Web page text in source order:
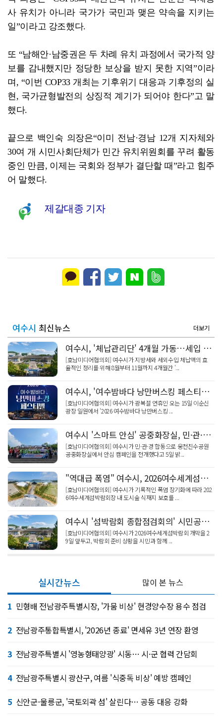
사 유치가 아니라 국가가 국민과 맺은 약속을 지키는
일”이라고 강조했다.
또 “남해안·남중권은 두 차례 유치 과정에서 국가적 양
보를 감내했지만 정당한 보상을 받지 못한 지역”이라
며, “이번 COP33 개최는 기후위기 대응과 기후정의 실
현, 국가균형발전의 상징적 계기가 되어야 한다”고 말
했다.
끝으로 백인숙 의장은“이미 전남·경남 12개 지자체와
30여 개 시민사회단체가 민간 유치위원회를 꾸려 활동
중인 만큼, 이제는 국회와 정부가 결단할 때”라고 힘주
어 말했다.
제갈대종 기자
여수시 최신뉴스 더보기
여수시, '체납관리단' 4개월 가동…세입 확충
[호남미디어협의회] 여수시가 지방세와 세외수입 체납액의 효
율적인 정리를 위해 8월부터 11월까지 4개월간 '...
여수시, '여수밤바다 낭만버스킹 페스티벌' 광복절 연휴!
[호남미디어협의회] 여수시가 광복절 연휴인 오는 15일 이순신
광장 일원에서 '2026 여수밤바다 낭만버스킹 ...
여수시 '스마트 안심' 공중화장실, 민·관·경 합동 캠페인
[호남미디어협의회] 여수시가 민·관·경 합동으로 웅천친수공원
공중화장실에서 안심 캠페인을 전개했다고 5일 밝...
"역대급 폭염" 여수시, 2026여수세계섬박람회 도시숲 '비상 급수'
[호남미디어협의회] 여수시가 기록적인 폭염 장기화에 따라 202
6여수세계섬박람회장 내 도시숲 식재지 보호를 ...
여수시 '섬박람회 종합점검회의' 시민공개 토론회의
[호남미디어협의회] 여수시가 2026여수세계섬박람회 개막을 2
9일 앞두고, 박람회 준비 상황을 시민과 함께 ...
실시간뉴스
1 민형배 전남광주특별시장, '가뭄 비상' 현경양수장 용수 점검
2 전남광주통합특별시, '2026년 종료' 면세유 3년 연장 환영
3 전남광주특별시 '영농형태양광' 시동… 시·군 협력 간담회
4 전남광주특별시 광산구, 여름 '식중독 비상' 예방 캠페인
5 신안군-울릉군, '국토외곽 섬' 살린다… 공동 대응 강화
많이 본 뉴스